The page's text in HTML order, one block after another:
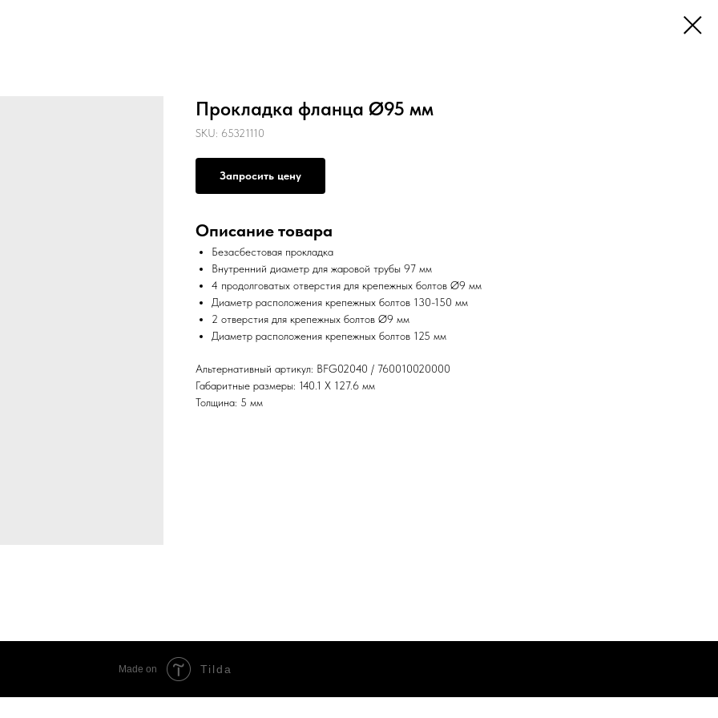
Прокладка фланца Ø95 мм
SKU: 65321110
Запросить цену
Описание товара
Безасбестовая прокладка
Внутренний диаметр для жаровой трубы 97 мм
4 продолговатых отверстия для крепежных болтов Ø9 мм
Диаметр расположения крепежных болтов 130-150 мм
2 отверстия для крепежных болтов Ø9 мм
Диаметр расположения крепежных болтов 125 мм
Альтернативный артикул: BFG02040 / 760010020000
Габаритные размеры: 140.1 X 127.6 мм
Толщина: 5 мм
Made on Tilda